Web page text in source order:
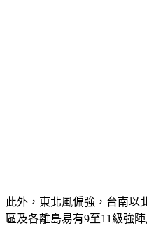
此外，東北風偏強，台南以
區及各離島易有9至11級強